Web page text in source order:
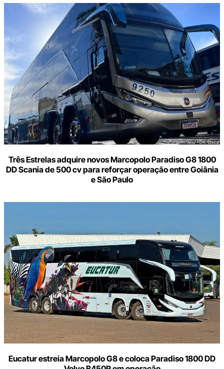
Três Estrelas adquire novos Marcopolo Paradiso G8 1800
DD Scania de 500 cv para reforçar operação entre Goiânia
e São Paulo
Eucatur estreia Marcopolo G8 e coloca Paradiso 1800 DD
seu
mail